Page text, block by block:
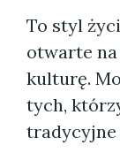
To styl
otwarte
kulturę.
tych,
tradycyjne